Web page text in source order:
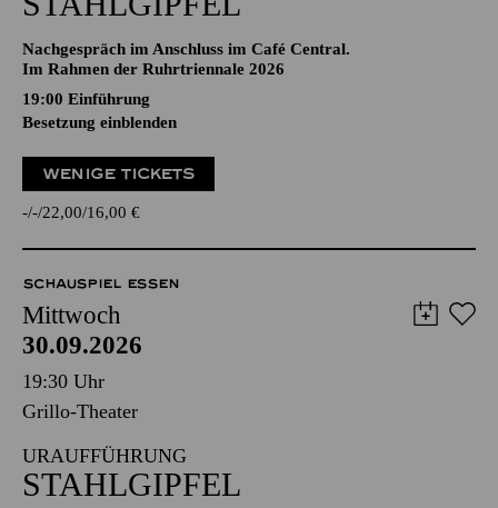
Nachgespräch im Anschluss im Café Central.
Im Rahmen der Ruhrtriennale 2026
19:00 Einführung
Besetzung einblenden
WENIGE TICKETS
- - 22,00 16,00 €
SCHAUSPIEL ESSEN
Mittwoch
30.09.2026
19:30 Uhr
Grillo-Theater
URAUFFÜHRUNG
STAHLGIPFEL